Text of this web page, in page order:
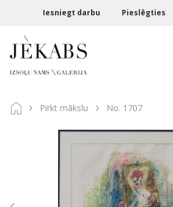
Iesniegt darbu Pieslēgties
Pirkt mākslu No. 1707